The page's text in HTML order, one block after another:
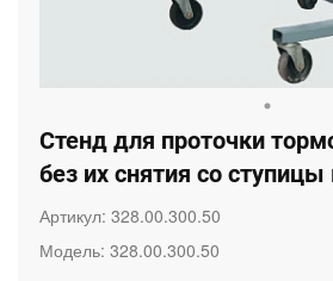
Стенд для проточки
без их снятия со ступицы
Артикул: 328.00.300.50
Модель: 328.00.300.50